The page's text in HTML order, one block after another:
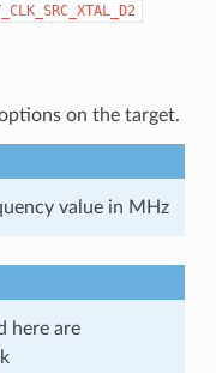
on the target.
value in MHz
here are